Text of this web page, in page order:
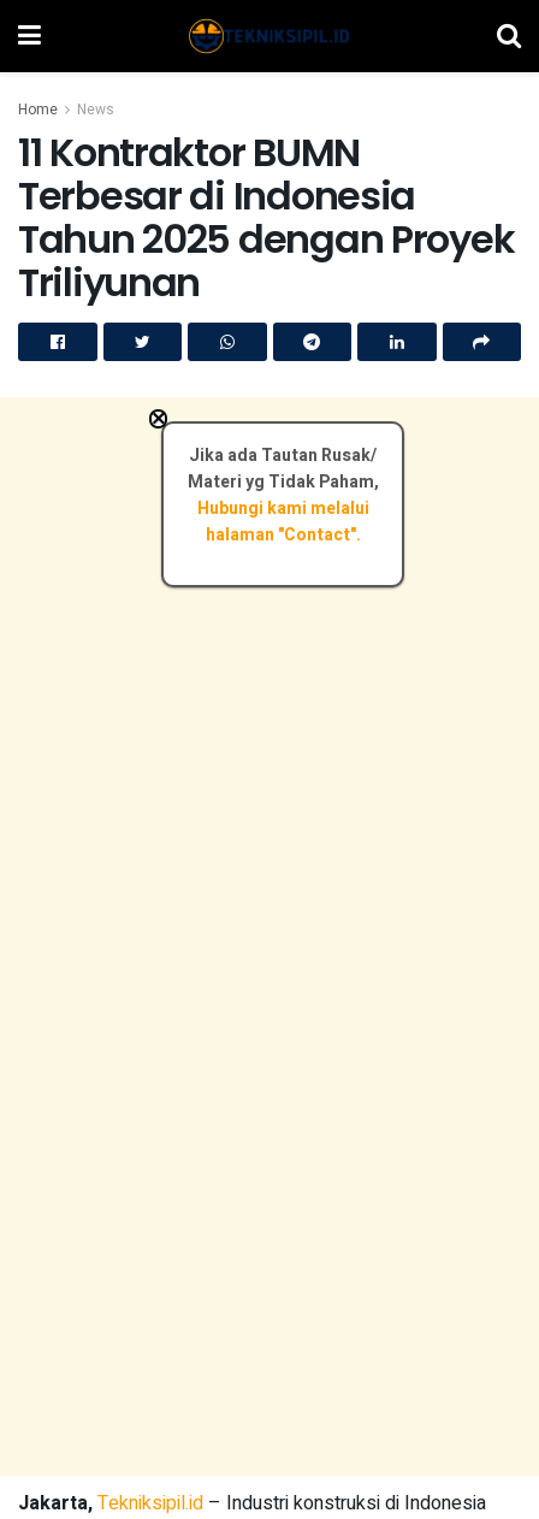
Home News
11 Kontraktor BUMN
Terbesar di Indonesia
Tahun 2025 dengan Proyek
Triliyunan
Jakarta,Tekniksipil.id – Industri konstruksi di Indonesia
Jika ada Tautan Rusak/
Materi yg Tidak Paham,
Hubungi kami melalui
halaman "Contact".
×